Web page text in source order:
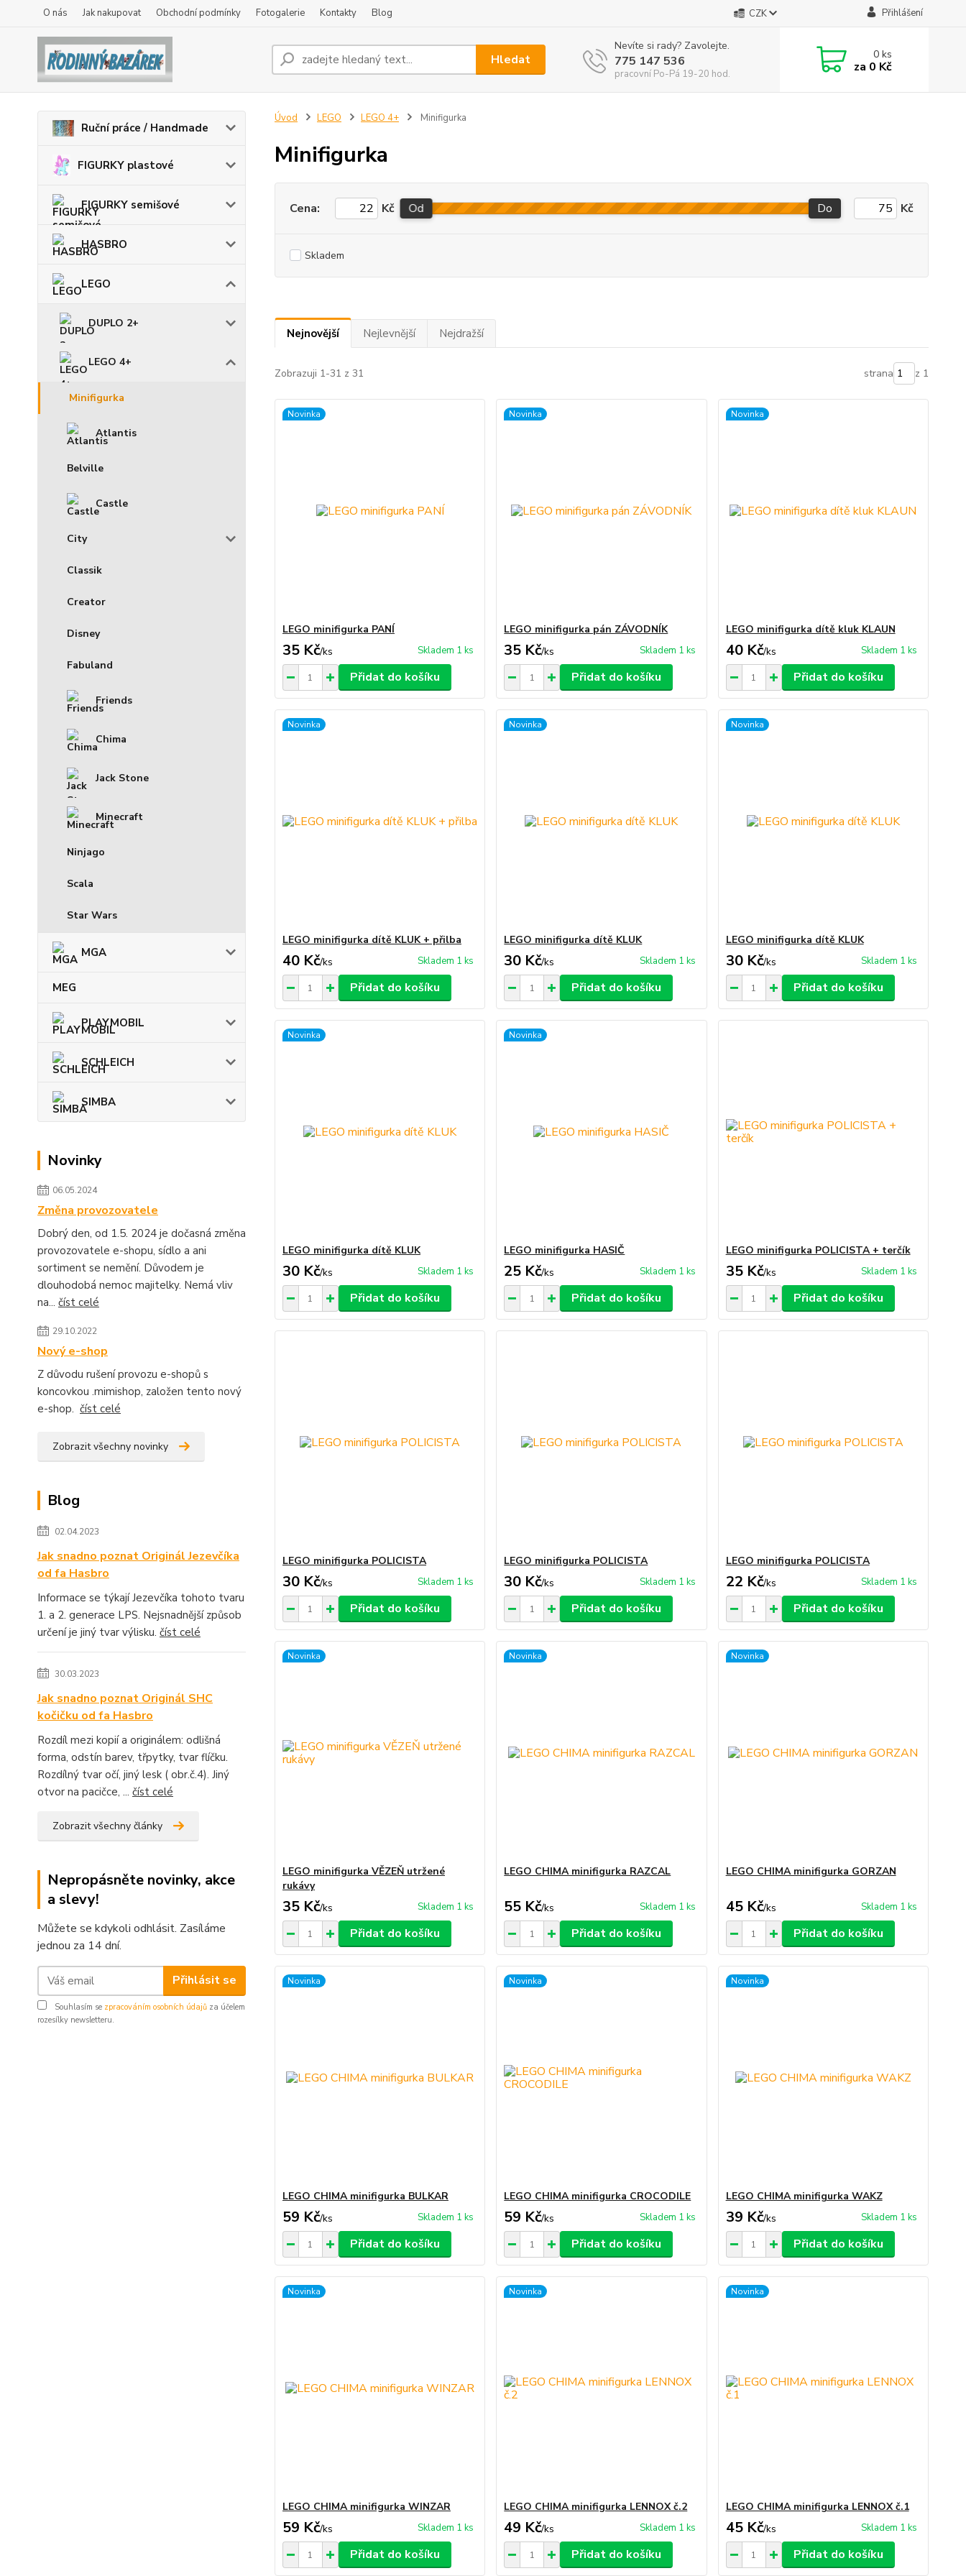
O nás Jak nakupovat Obchodní podmínky Fotogalerie Kontakty Blog CZK Přihlášení
Hledat
Nevíte si rady? Zavolejte.
775 147 536
pracovní Po-Pá 19-20 hod.
0ks
za 0 Kč
Ruční práce / Handmade
FIGURKY plastové
FIGURKY semišové
HASBRO
LEGO
DUPLO 2+
LEGO 4+
Minifigurka
Atlantis
Belville
Castle
City
Classik
Creator
Disney
Fabuland
Friends
Chima
Jack Stone
Minecraft
Ninjago
Scala
Star Wars
MGA
MEG
PLAYMOBIL
SCHLEICH
SIMBA
Novinky
06.05.2024
Změna provozovatele
Dobrý den, od 1.5. 2024 je dočasná změna
provozovatele e-shopu, sídlo a ani
sortiment se nemění. Důvodem je
dlouhodobá nemoc majitelky. Nemá vliv
na... číst celé
29.10.2022
Nový e-shop
Z důvodu rušení provozu e-shopů s
koncovkou .mimishop, založen tento nový
e-shop. číst celé
Zobrazit všechny novinky
Blog
02.04.2023
Jak snadno poznat Originál Jezevčíka
od fa Hasbro
Informace se týkají Jezevčíka tohoto tvaru
1. a 2. generace LPS. Nejsnadnější způsob
určení je jiný tvar výlisku. číst celé
30.03.2023
Jak snadno poznat Originál SHC
kočičku od fa Hasbro
Rozdíl mezi kopií a originálem: odlišná
forma, odstín barev, třpytky, tvar flíčku.
Rozdílný tvar očí, jiný lesk ( obr.č.4). Jiný
otvor na pacičce, ... číst celé
Zobrazit všechny články
Nepropásněte novinky, akce
a slevy!
Můžete se kdykoli odhlásit. Zasíláme
jednou za 14 dní.
Přihlásit se
Souhlasím se zpracováním osobních údajů za účelem
rozesílky newsletteru.
Úvod LEGO LEGO 4+ Minifigurka
Minifigurka
Cena: Kč Od Do Kč
Skladem
Nejnovější Nejlevnější Nejdražší
Zobrazuji 1-31 z 31 strana z 1
Novinka
LEGO minifigurka PANÍ
35 Kč/ks Skladem 1 ks
Přidat do košíku
Novinka
LEGO minifigurka pán ZÁVODNÍK
35 Kč/ks Skladem 1 ks
Přidat do košíku
Novinka
LEGO minifigurka dítě kluk KLAUN
40 Kč/ks Skladem 1 ks
Přidat do košíku
Novinka
LEGO minifigurka dítě KLUK + přilba
40 Kč/ks Skladem 1 ks
Přidat do košíku
Novinka
LEGO minifigurka dítě KLUK
30 Kč/ks Skladem 1 ks
Přidat do košíku
Novinka
LEGO minifigurka dítě KLUK
30 Kč/ks Skladem 1 ks
Přidat do košíku
Novinka
LEGO minifigurka dítě KLUK
30 Kč/ks Skladem 1 ks
Přidat do košíku
Novinka
LEGO minifigurka HASIČ
25 Kč/ks Skladem 1 ks
Přidat do košíku
LEGO minifigurka POLICISTA + terčík
35 Kč/ks Skladem 1 ks
Přidat do košíku
LEGO minifigurka POLICISTA
30 Kč/ks Skladem 1 ks
Přidat do košíku
LEGO minifigurka POLICISTA
30 Kč/ks Skladem 1 ks
Přidat do košíku
LEGO minifigurka POLICISTA
22 Kč/ks Skladem 1 ks
Přidat do košíku
Novinka
LEGO minifigurka VĚZEŇ utržené
rukávy
35 Kč/ks Skladem 1 ks
Přidat do košíku
Novinka
LEGO CHIMA minifigurka RAZCAL
55 Kč/ks Skladem 1 ks
Přidat do košíku
Novinka
LEGO CHIMA minifigurka GORZAN
45 Kč/ks Skladem 1 ks
Přidat do košíku
Novinka
LEGO CHIMA minifigurka BULKAR
59 Kč/ks Skladem 1 ks
Přidat do košíku
Novinka
LEGO CHIMA minifigurka CROCODILE
59 Kč/ks Skladem 1 ks
Přidat do košíku
Novinka
LEGO CHIMA minifigurka WAKZ
39 Kč/ks Skladem 1 ks
Přidat do košíku
Novinka
LEGO CHIMA minifigurka WINZAR
59 Kč/ks Skladem 1 ks
Přidat do košíku
Novinka
LEGO CHIMA minifigurka LENNOX č.2
49 Kč/ks Skladem 1 ks
Přidat do košíku
Novinka
LEGO CHIMA minifigurka LENNOX č.1
45 Kč/ks Skladem 1 ks
Přidat do košíku